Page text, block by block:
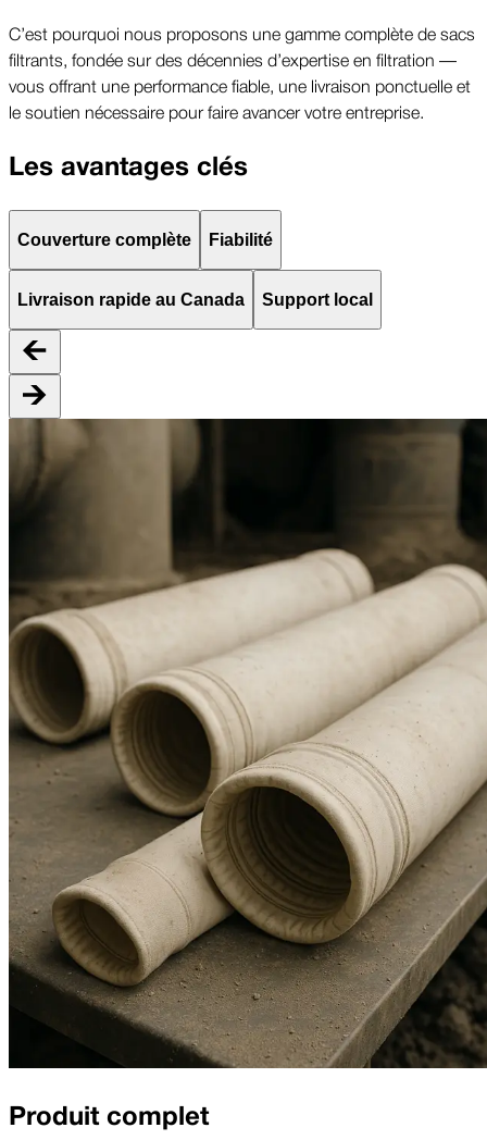
C’est pourquoi nous proposons une gamme complète de sacs
filtrants, fondée sur des décennies d’expertise en filtration —
vous offrant une performance fiable, une livraison ponctuelle et
le soutien nécessaire pour faire avancer votre entreprise.
Les avantages clés
Couverture complète Fiabilité
Livraison rapide au Canada Support local
Produit complet